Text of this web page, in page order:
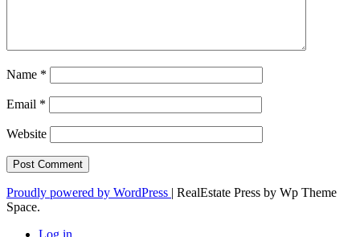
Name *
Email *
Website
Proudly powered by WordPress | RealEstate Press by Wp Theme
Space.